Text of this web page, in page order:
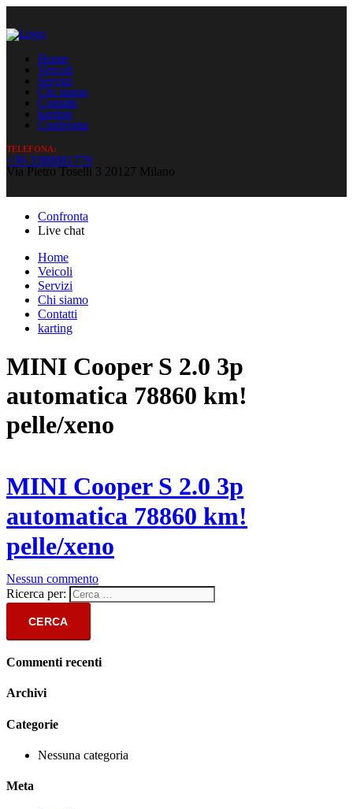
Home
Veicoli
Servizi
Chi siamo
Contatti
karting
Confronta
TELEFONA:
+39 3388081779
Via Pietro Toselli 3 20127 Milano
Confronta
Live chat
Home
Veicoli
Servizi
Chi siamo
Contatti
karting
MINI Cooper S 2.0 3p
automatica 78860 km!
pelle/xeno
MINI Cooper S 2.0 3p
automatica 78860 km!
pelle/xeno
Nessun commento
Ricerca per:
Commenti recenti
Archivi
Categorie
Nessuna categoria
Meta